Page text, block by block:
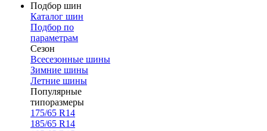
Подбор шин
Каталог шин
Подбор по
параметрам
Сезон
Всесезонные шины
Зимние шины
Летние шины
Популярные
типоразмеры
175/65 R14
185/65 R14